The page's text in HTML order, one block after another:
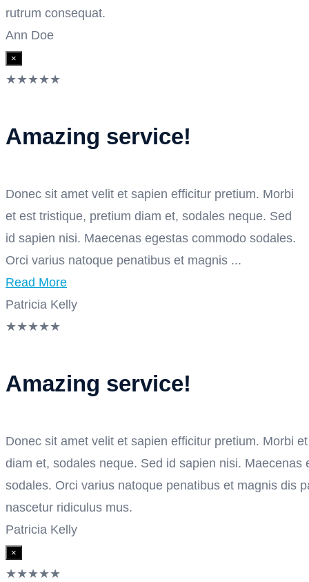
rutrum consequat.
Ann Doe
×
★★★★★
Amazing service!
Donec sit amet velit et sapien efficitur pretium. Morbi
et est tristique, pretium diam et, sodales neque. Sed
id sapien nisi. Maecenas egestas commodo sodales.
Orci varius natoque penatibus et magnis ...
Read More
Patricia Kelly
★★★★★
Amazing service!
Donec sit amet velit et sapien efficitur pretium. Morbi
diam et, sodales neque. Sed id sapien nisi. Maecenas
sodales. Orci varius natoque penatibus et magnis dis
nascetur ridiculus mus.
Patricia Kelly
×
★★★★★